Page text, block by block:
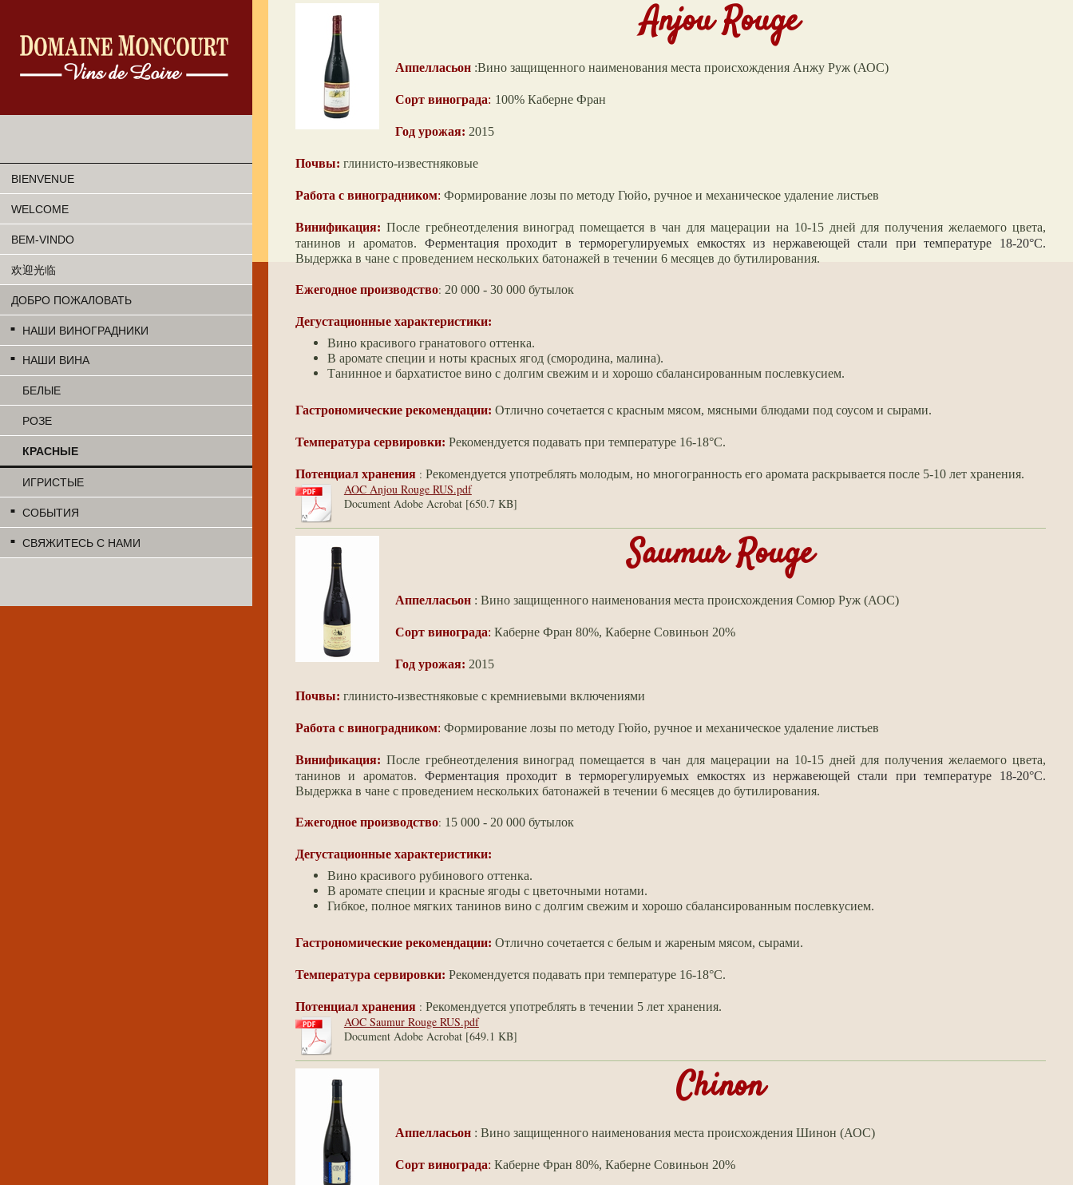
BIENVENUE
WELCOME
BEM-VINDO
欢迎光临
ДОБРО ПОЖАЛОВАТЬ
НАШИ ВИНОГРАДНИКИ
НАШИ ВИНА
БЕЛЫЕ
РОЗЕ
КРАСНЫЕ
ИГРИСТЫЕ
СОБЫТИЯ
СВЯЖИТЕСЬ С НАМИ
Anjou Rouge
Аппелласьон :Вино защищенного наименования места происхождения Анжу Руж (АОС)
Сорт винограда: 100% Каберне Фран
Год урожая: 2015
Почвы: глинисто-известняковые
Работа с виноградником: Формирование лозы по методу Гюйо, ручное и механическое удаление листьев
Винификация: После гребнеотделения виноград помещается в чан для мацерации на 10-15 дней для получения желаемого цвета,
танинов и ароматов.
Ферментация проходит в терморегулируемых емкостях из нержавеющей стали при температуре 18-20°С.
Выдержка в чане с проведением нескольких батонажей в течении 6 месяцев до бутилирования.
Ежегодное производство: 20 000 - 30 000 бутылок
Дегустационные характеристики:
Вино красивого гранатового оттенка.
В аромате специи и ноты красных ягод (смородина, малина).
Танинное и бархатистое вино с долгим свежим и и хорошо сбалансированным послевкусием.
Гастрономические рекомендации: Отлично сочетается с красным мясом, мясными блюдами под соусом и сырами.
Температура сервировки: Рекомендуется подавать при температуре 16-18°C.
Потенциал хранения: Рекомендуется употреблять молодым, но многогранность его аромата раскрывается после 5-10 лет хранения.
AOC Anjou Rouge RUS.pdf
Document Adobe Acrobat [650.7 KB]
Saumur Rouge
Аппелласьон : Вино защищенного наименования места происхождения Сомюр Руж (АОС)
Сорт винограда: Каберне Фран 80%, Каберне Совиньон 20%
Год урожая: 2015
Почвы: глинисто-известняковые с кремниевыми включениями
Работа с виноградником: Формирование лозы по методу Гюйо, ручное и механическое удаление листьев
Винификация: После гребнеотделения виноград помещается в чан для мацерации на 10-15 дней для получения желаемого цвета,
танинов и ароматов.
Ферментация проходит в терморегулируемых емкостях из нержавеющей стали при температуре 18-20°С.
Выдержка в чане с проведением нескольких батонажей в течении 6 месяцев до бутилирования.
Ежегодное производство: 15 000 - 20 000 бутылок
Дегустационные характеристики:
Вино красивого рубинового оттенка.
В аромате специи и красные ягоды с цветочными нотами.
Гибкое, полное мягких танинов вино с долгим свежим и хорошо сбалансированным послевкусием.
Гастрономические рекомендации: Отлично сочетается с белым и жареным мясом, сырами.
Температура сервировки: Рекомендуется подавать при температуре 16-18°C.
Потенциал хранения: Рекомендуется употреблять в течении 5 лет хранения.
AOC Saumur Rouge RUS.pdf
Document Adobe Acrobat [649.1 KB]
Chinon
Аппелласьон : Вино защищенного наименования места происхождения Шинон (АОС)
Сорт винограда: Каберне Фран 80%, Каберне Совиньон 20%